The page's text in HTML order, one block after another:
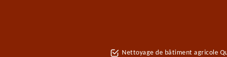
Nettoyage de bâtiment agricole